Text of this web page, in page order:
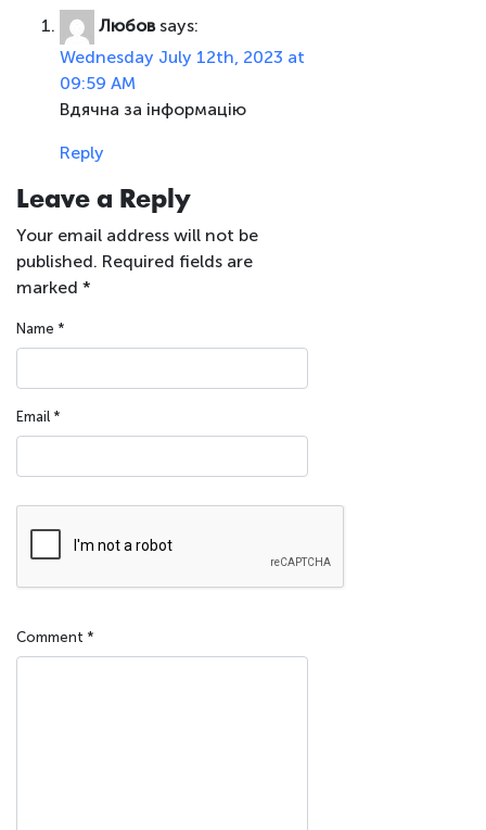
Любов says:
Wednesday July 12th, 2023 at
09:59 AM
Вдячна за інформацію
Reply
Leave a Reply
Your email address will not be
published. Required fields are
marked *
Name *
Email *
Comment *